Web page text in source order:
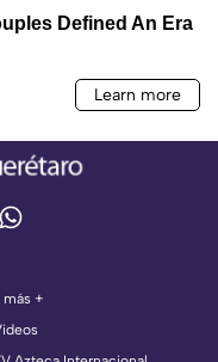
más +